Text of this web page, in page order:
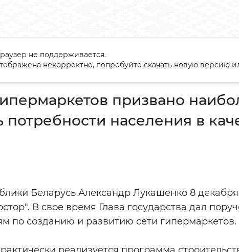
гипермаркетов призвано наиболее полно обеспечить
призвано
потребности населения в
Беларусь Александр Лукашенко 8
В свое время Глава государства дал
по созданию и развитию сети гипермаркетов.
не поддерживается.
некорректно, попробуйте скачать новую версию